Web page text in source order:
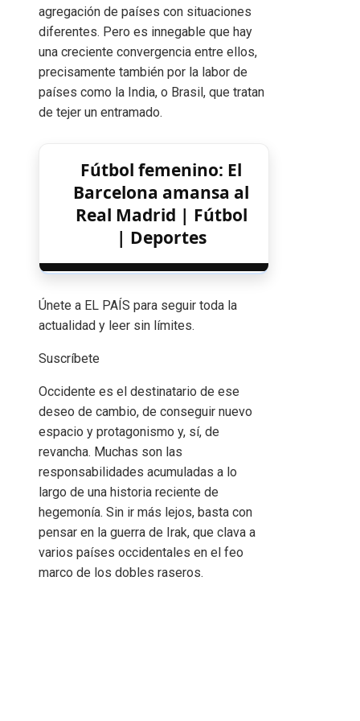
agregación de países con situaciones
diferentes. Pero es innegable que hay
una creciente convergencia entre ellos,
precisamente también por la labor de
países como la India, o Brasil, que tratan
de tejer un entramado.
Fútbol femenino: El
Barcelona amansa al
Real Madrid | Fútbol
| Deportes
Únete a EL PAÍS para seguir toda la
actualidad y leer sin límites.
Suscríbete
Occidente es el destinatario de ese
deseo de cambio, de conseguir nuevo
espacio y protagonismo y, sí, de
revancha. Muchas son las
responsabilidades acumuladas a lo
largo de una historia reciente de
hegemonía. Sin ir más lejos, basta con
pensar en la guerra de Irak, que clava a
varios países occidentales en el feo
marco de los dobles raseros.